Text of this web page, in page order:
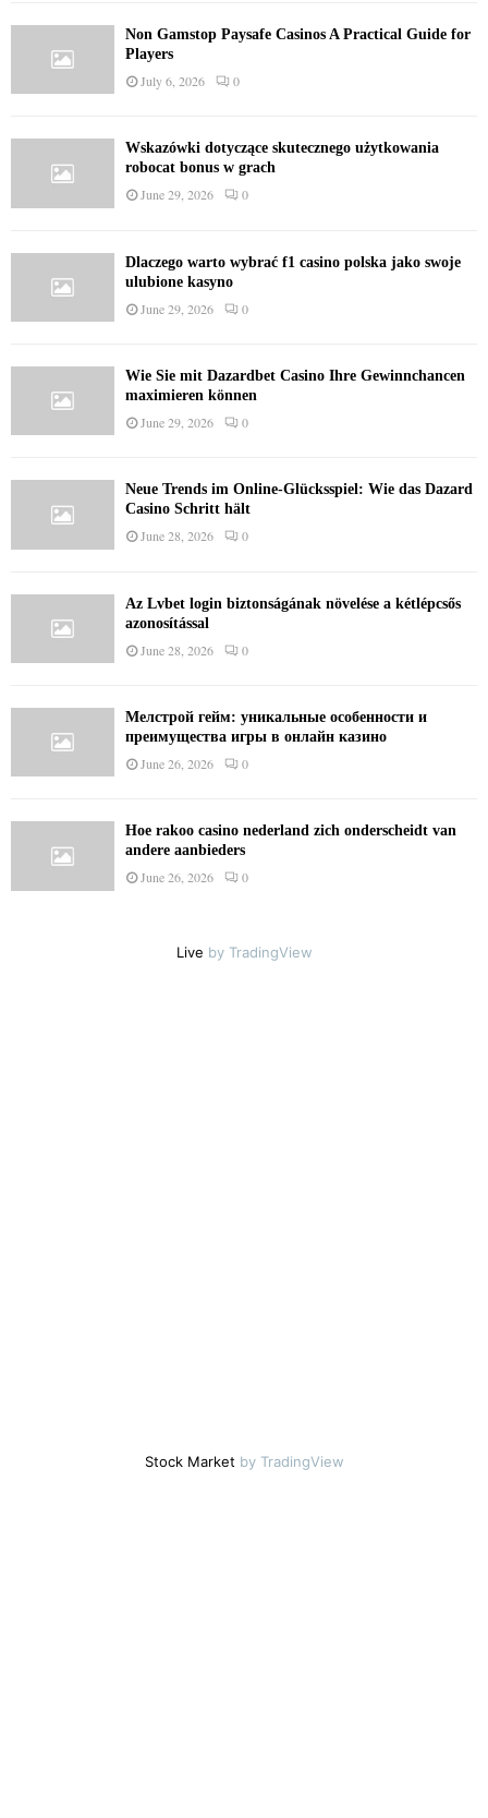
Non Gamstop Paysafe Casinos A Practical Guide for
Players
July 6, 2026 0
Wskazówki dotyczące skutecznego użytkowania
robocat bonus w grach
June 29, 2026 0
Dlaczego warto wybrać f1 casino polska jako swoje
ulubione kasyno
June 29, 2026 0
Wie Sie mit Dazardbet Casino Ihre Gewinnchancen
maximieren können
June 29, 2026 0
Neue Trends im Online-Glücksspiel: Wie das Dazard
Casino Schritt hält
June 28, 2026 0
Az Lvbet login biztonságának növelése a kétlépcsős
azonosítással
June 28, 2026 0
Мелстрой гейм: уникальные особенности и
преимущества игры в онлайн казино
June 26, 2026 0
Hoe rakoo casino nederland zich onderscheidt van
andere aanbieders
June 26, 2026 0
Live by TradingView
Stock Market by TradingView